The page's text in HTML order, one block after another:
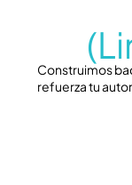
Construimos
refuerza tu